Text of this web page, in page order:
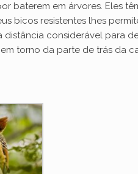
em árvores. Eles
bicos resistentes lhes
considerável para
torno da parte de trás da